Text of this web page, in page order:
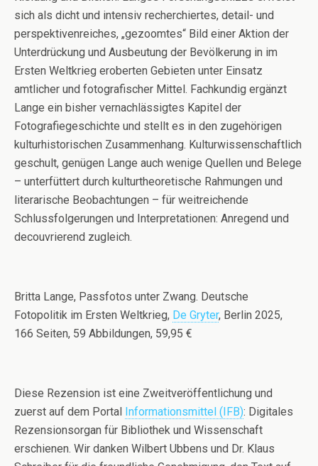
sich als dicht und intensiv recherchiertes, detail- und
perspektivenreiches, „gezoomtes“ Bild einer Aktion der
Unterdrückung und Ausbeutung der Bevölkerung in im
Ersten Weltkrieg eroberten Gebieten unter Einsatz
amtlicher und fotografischer Mittel. Fachkundig ergänzt
Lange ein bisher vernachlässigtes Kapitel der
Fotografiegeschichte und stellt es in den zugehörigen
kulturhistorischen Zusammenhang. Kulturwissenschaftlich
geschult, genügen Lange auch wenige Quellen und Belege
– unterfüttert durch kulturtheoretische Rahmungen und
literarische Beobachtungen – für weitreichende
Schlussfolgerungen und Interpretationen: Anregend und
decouvrierend zugleich.
Britta Lange, Passfotos unter Zwang. Deutsche
Fotopolitik im Ersten Weltkrieg, De Gryter, Berlin 2025,
166 Seiten, 59 Abbildungen, 59,95 €
Diese Rezension ist eine Zweitveröffentlichung und
zuerst auf dem Portal Informationsmittel (IFB): Digitales
Rezensionsorgan für Bibliothek und Wissenschaft
erschienen. Wir danken Wilbert Ubbens und Dr. Klaus